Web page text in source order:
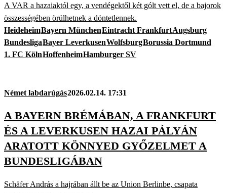
A VAR a hazaiaktól egy, a vendégektől két gólt vett el, de a bajorok
összességében örülhetnek a döntetlennek.
HeideheimBayern MünchenEintracht FrankfurtAugsburg
BundesligaBayer LeverkusenWolfsburgBorussia Dortmund
1. FC KölnHoffenheimHamburger SV
Német labdarúgás2026.02.14. 17:31
A BAYERN BRÉMÁBAN, A FRANKFURT
ÉS A LEVERKUSEN HAZAI PÁLYÁN
ARATOTT KÖNNYED GYŐZELMET A
BUNDESLIGÁBAN
Schäfer András a hajrában állt be az Union Berlinbe, csapata